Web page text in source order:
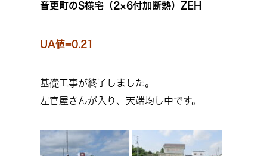
音更町のS様宅（2×6付加断熱）ZEH
UA値=0.21
基礎工事が終了しました。
左官屋さんが入り、天端均し中です。